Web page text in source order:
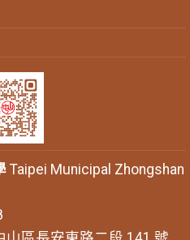
Taipei Municipal Zhongshan